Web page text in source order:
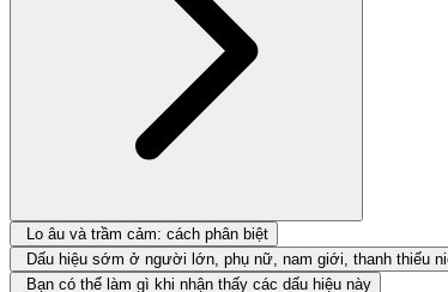
Lo âu và trầm cảm: cách phân biệt
Dấu hiệu sớm ở người lớn, phụ nữ, nam giới, thanh thiếu
Bạn có thể làm gì khi nhận thấy các dấu hiệu này